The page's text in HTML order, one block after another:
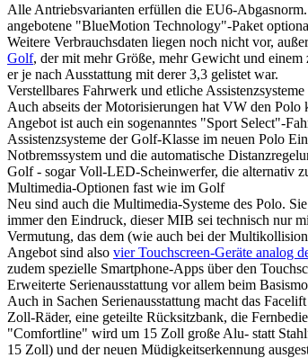
Alle Antriebsvarianten erfüllen die EU6-
angebotene "BlueMotion Technology"-Paket
Weitere Verbrauchsdaten liegen noch nicht vor,
Golf, der mit mehr Größe, mehr Gewicht und
er je nach Ausstattung mit derer 3,3 gelistet war.
Verstellbares Fahrwerk und etliche Assistenzsysteme
Auch abseits der Motorisierungen hat VW den
Angebot ist auch ein sogenanntes "Sport Select"-
Assistenzsysteme der Golf-Klasse im neuen Polo
Notbremssystem und die automatische
Golf - sogar Voll-LED-Scheinwerfer, die alternativ
Multimedia-Optionen fast wie im Golf
Neu sind auch die Multimedia-Systeme des Polo.
immer den Eindruck, dieser MIB sei technisch nur
Vermutung, das dem (wie auch bei der
Angebot sind also vier Touchscreen-Geräte analog
zudem spezielle Smartphone-Apps über den
Erweiterte Serienausstattung vor allem beim
Auch in Sachen Serienausstattung macht das
Zoll-Räder, eine geteilte Rücksitzbank, die
"Comfortline" wird um 15 Zoll große Alu- statt
15 Zoll) und der neuen Müdigkeitserkennung